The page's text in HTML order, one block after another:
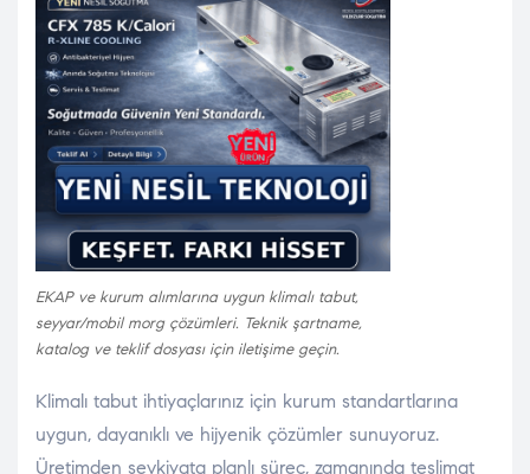
EKAP ve kurum alımlarına uygun klimalı tabut,
seyyar/mobil morg çözümleri. Teknik şartname,
katalog ve teklif dosyası için iletişime geçin.
Klimalı tabut ihtiyaçlarınız için kurum standartlarına
uygun, dayanıklı ve hijyenik çözümler sunuyoruz.
Üretimden sevkiyata planlı süreç, zamanında teslimat